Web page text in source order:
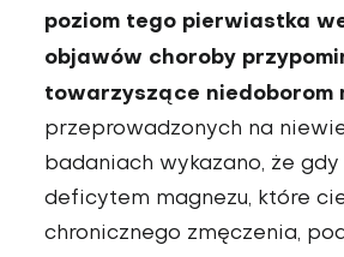
poziom tego pierwiastka
objawów choroby
towarzyszą­ce niedoborom
przeprowadzo­nych na
badaniach wykazano, że
deficytem magnezu, które
chronicznego zmęczenia,